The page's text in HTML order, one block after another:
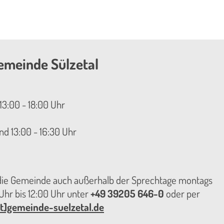
Sülzetal
- 18:00 Uhr
13:00 - 16:30 Uhr
Gemeinde auch außerhalb der Sprechtage montags
bis 12:00 Uhr unter+49 39205 646-0 oder per
suelzetal.de